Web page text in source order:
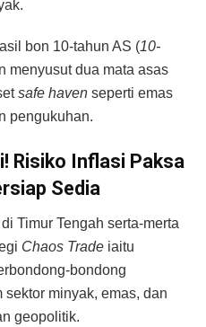
bon 10-tahun AS (10-
menyusut dua mata asas
safe haven seperti emas
pengukuhan.
Risiko Inflasi Paksa
Sedia
Timur Tengah serta-merta
Chaos Trade iaitu
bondong
minyak, emas, dan
geopolitik.